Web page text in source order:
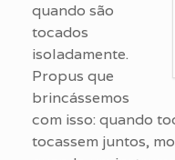
quando são
tocados
isoladamente.
Propus que
brincássemos
com isso: quando
tocassem juntos,